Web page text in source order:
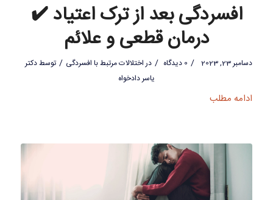
افسردگی بعد از ترک اعتیاد ✔️
درمان قطعی و علائم
دسامبر 23, 2023 / 0 دیدگاه / دراختلالات مرتبط با افسردگی / توسطدکتر
یاسر دادخواه
ادامه مطلب